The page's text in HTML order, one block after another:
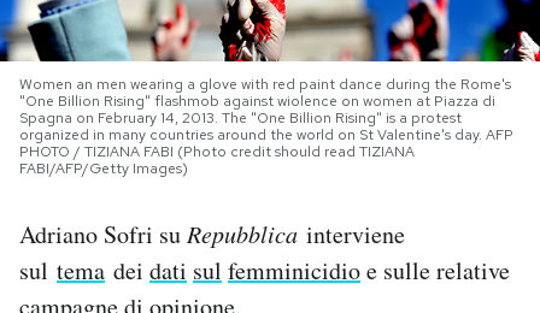
NEWSLETTER
I MIEI PREFERITI
CALENDARIO
Women an men wearing a glove with red paint dance during the Rome's
"One Billion Rising" flashmob against wiolence on women at Piazza di
Spagna on February 14, 2013. The "One Billion Rising" is a protest
organized in many countries around the world on St Valentine's day. AFP
PHOTO / TIZIANA FABI (Photo credit should read TIZIANA
FABI/AFP/Getty Images)
Adriano Sofri suRepubblica interviene
sul tema dei dati sul femminicidioe sulle relative